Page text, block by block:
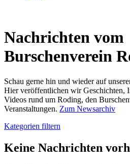
Nachrichten vom
Burschenverein
Schau gerne hin und wieder auf
Hier veröffentlichen wir Geschichten,
Videos rund um Roding, den
Veranstaltungen. Zum Newsarchiv
Kategorien filtern
Keine Nachrichten